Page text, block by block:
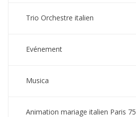
Trio Orchestre italien
Evénement
Musica
Animation mariage italien Paris 75